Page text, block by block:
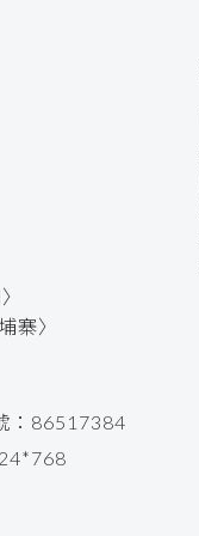
寨〉
：86517384